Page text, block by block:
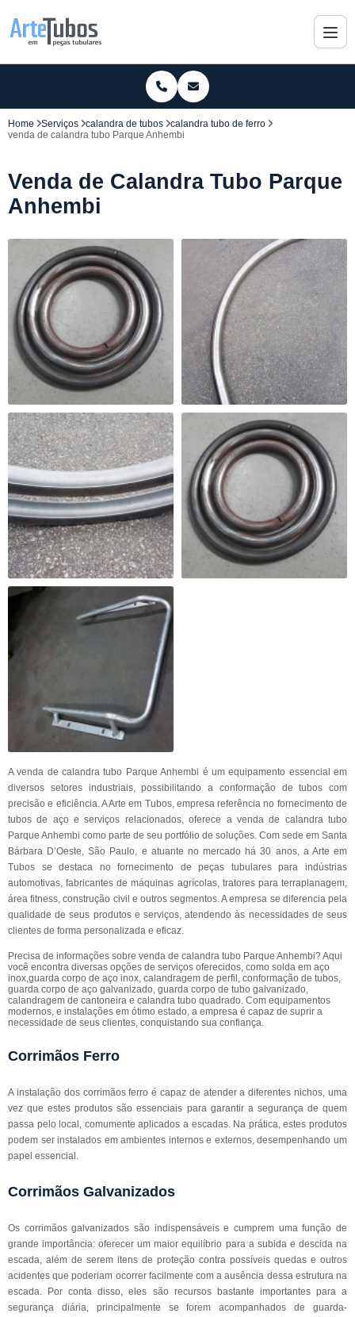
Home Serviços calandra de tubos
calandra tubo de ferro
venda de calandra tubo Parque Anhembi
Venda de Calandra Tubo Parque
Anhembi
A venda de calandra tubo Parque Anhembi é um equipamento essencial em
diversos setores industriais, possibilitando a conformação de tubos com
precisão e eficiência. A Arte em Tubos, empresa referência no fornecimento de
tubos de aço e serviços relacionados, oferece a venda de calandra tubo
Parque Anhembi como parte de seu portfólio de soluções. Com sede em Santa
Bárbara D’Oeste, São Paulo, e atuante no mercado há 30 anos, a Arte em
Tubos se destaca no fornecimento de peças tubulares para indústrias
automotivas, fabricantes de máquinas agrícolas, tratores para terraplanagem,
área fitness, construção civil e outros segmentos. A empresa se diferencia pela
qualidade de seus produtos e serviços, atendendo às necessidades de seus
clientes de forma personalizada e eficaz.
Precisa de informações sobre venda de calandra tubo Parque Anhembi? Aqui
você encontra diversas opções de serviços oferecidos, como solda em aço
inox,guarda corpo de aço inox, calandragem de perfil, conformação de tubos,
guarda corpo de aço galvanizado, guarda corpo de tubo galvanizado,
calandragem de cantoneira e calandra tubo quadrado. Com equipamentos
modernos, e instalações em ótimo estado, a empresa é capaz de suprir a
necessidade de seus clientes, conquistando sua confiança.
Corrimãos Ferro
A instalação dos corrimãos ferro é capaz de atender a diferentes nichos, uma
vez que estes produtos são essenciais para garantir a segurança de quem
passa pelo local, comumente aplicados a escadas. Na prática, estes produtos
podem ser instalados em ambientes internos e externos, desempenhando um
papel essencial.
Corrimãos Galvanizados
Os corrimãos galvanizados são indispensáveis e cumprem uma função de
grande importância: oferecer um maior equilíbrio para a subida e descida na
escada, além de serem itens de proteção contra possíveis quedas e outros
acidentes que poderiam ocorrer facilmente com a ausência dessa estrutura na
escada. Por conta disso, eles são recursos bastante importantes para a
segurança diária, principalmente se forem acompanhados de guarda-